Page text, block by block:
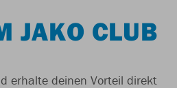
JAKO CLUB
erhalte deinen Vorteil direkt